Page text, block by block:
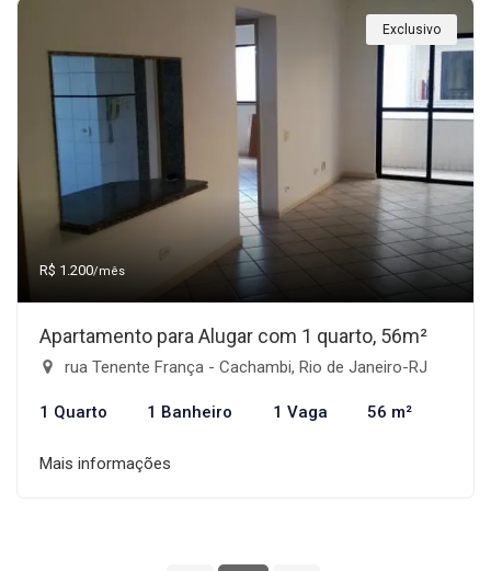
Exclusivo
R$ 1.200/mês
Apartamento para Alugar com 1 quarto, 56m²
rua Tenente França - Cachambi, Rio de Janeiro-RJ
1 Quarto 1 Banheiro 1 Vaga 56 m²
Mais informações